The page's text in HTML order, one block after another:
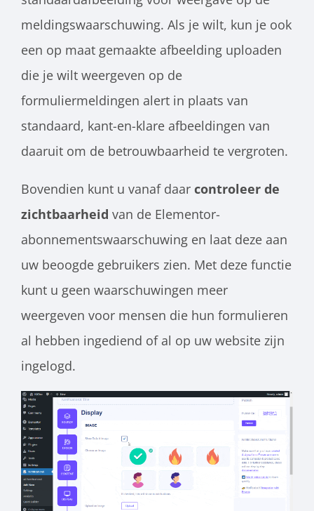
meldingswaarschuwing. Als je wilt, kun je ook
een op maat gemaakte afbeelding uploaden
die je wilt weergeven op de
formuliermeldingen alert in plaats van
standaard, kant-en-klare afbeeldingen van
daaruit om de betrouwbaarheid te vergroten.
Bovendien kunt u vanaf daar controleer de
zichtbaarheid van de Elementor-
abonnementswaarschuwing en laat deze aan
uw beoogde gebruikers zien. Met deze functie
kunt u geen waarschuwingen meer
weergeven voor mensen die hun formulieren
al hebben ingediend of al op uw website zijn
ingelogd.